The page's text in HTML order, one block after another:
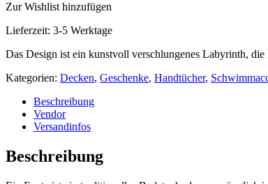
Zur Wishlist hinzufügen
Lieferzeit: 3-5 Werktage
Das Design ist ein kunstvoll verschlungenes Labyrinth,
Kategorien: Decken, Geschenke, Handtücher,
Beschreibung
Vendor
Versandinfos
Beschreibung